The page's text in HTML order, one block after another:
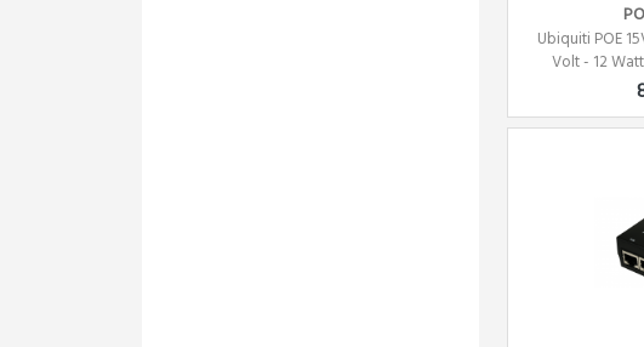
Ubiquiti POE
Volt - 12